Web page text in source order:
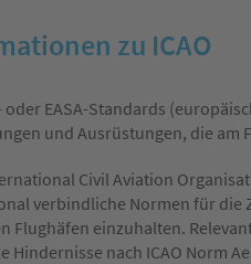
zu ICAO
oder EASA-Standards
und Ausrüstungen, die am
Civil Aviation
verbindliche Normen für die
Flughäfen einzuhalten.
Hindernisse nach ICAO Norm